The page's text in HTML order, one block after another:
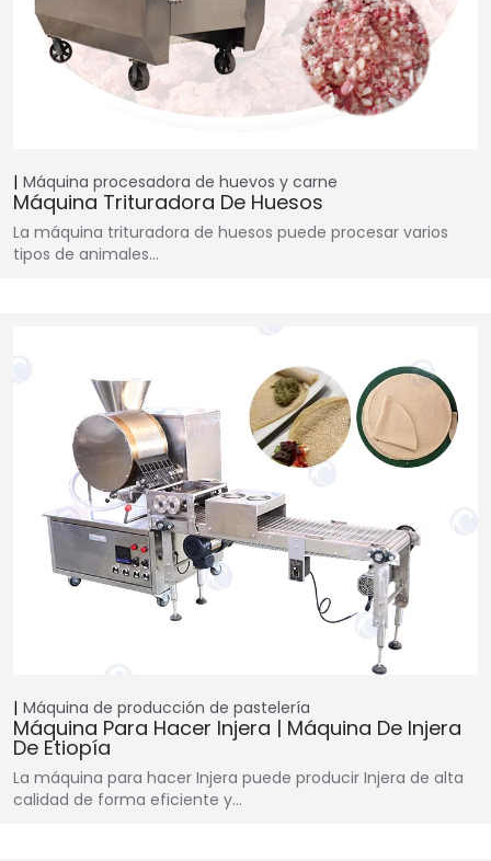
Máquina procesadora de huevos y carne
Máquina Trituradora De Huesos
La máquina trituradora de huesos puede procesar varios
tipos de animales…
Máquina de producción de pastelería
Máquina Para Hacer Injera | Máquina De Injera
De Etiopía
La máquina para hacer Injera puede producir Injera de alta
calidad de forma eficiente y…